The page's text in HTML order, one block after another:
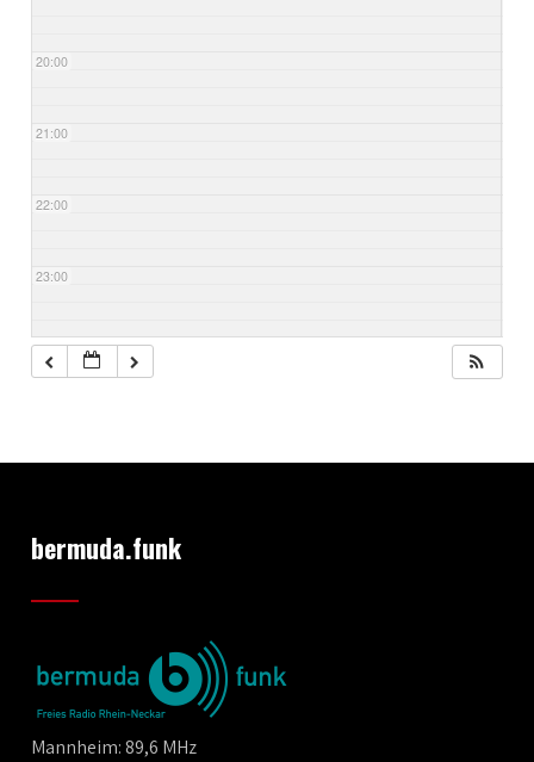
20:00
21:00
22:00
23:00
bermuda.funk
Mannheim: 89,6 MHz